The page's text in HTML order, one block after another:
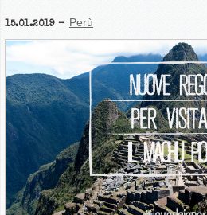
15.01.2019 Perù